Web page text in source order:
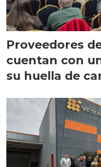
Proveedores
cuentan con
su huella de